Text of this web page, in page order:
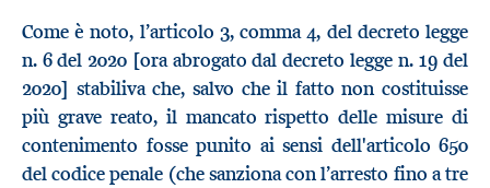
Come è noto, l’articolo 3, comma 4, del decreto legge
n. 6 del 2020 [ora abrogato dal decreto legge n. 19 del
2020] stabiliva che, salvo che il fatto non costituisse
più grave reato, il mancato rispetto delle misure di
contenimento fosse punito ai sensi dell'articolo 650
del codice penale (che sanziona con l’arresto fino a tre